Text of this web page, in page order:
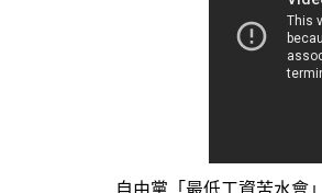
自由黨「最低工資苦水會